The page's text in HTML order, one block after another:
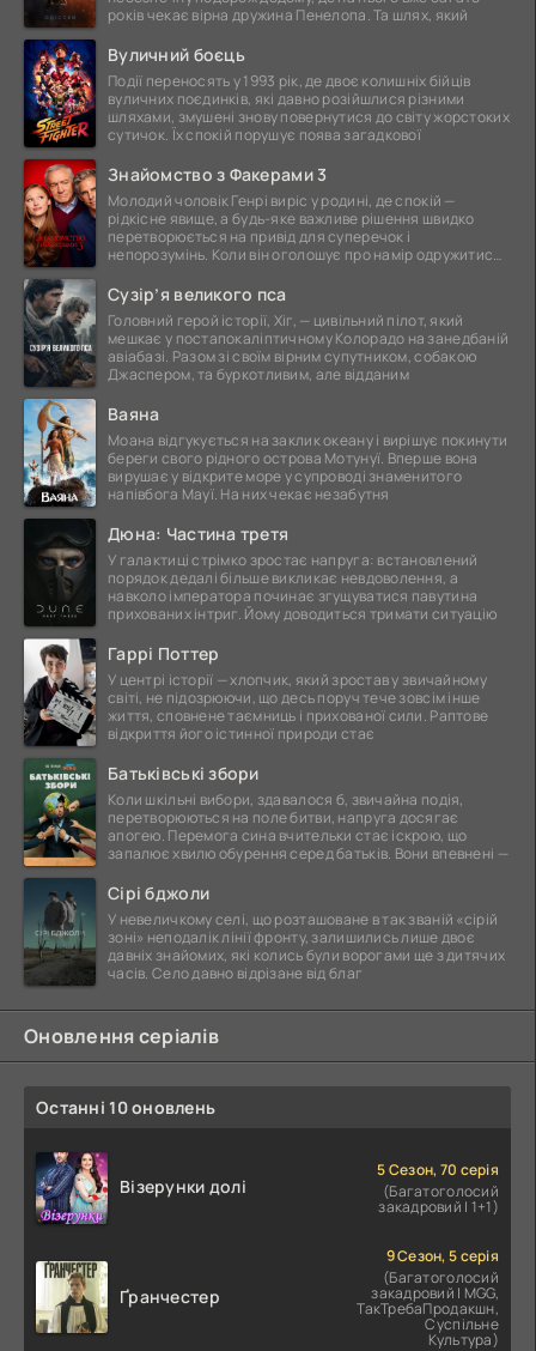
років чекає вірна дружина Пенелопа. Та шлях, який
Вуличний боєць
Події переносять у 1993 рік, де двоє колишніх бійців
вуличних поєдинків, які давно розійшлися різними
шляхами, змушені знову повернутися до світу жорстоких
сутичок. Їх спокій порушує поява загадкової
Знайомство з Факерами 3
Молодий чоловік Генрі виріс у родині, де спокій —
рідкісне явище, а будь-яке важливе рішення швидко
перетворюється на привід для суперечок і
непорозумінь. Коли він оголошує про намір одружитися,
Сузір’я великого пса
Головний герой історії, Хіг, — цивільний пілот, який
мешкає у постапокаліптичному Колорадо на занедбаній
авіабазі. Разом зі своїм вірним супутником, собакою
Джаспером, та буркотливим, але відданим
Ваяна
Моана відгукується на заклик океану і вирішує покинути
береги свого рідного острова Мотунуї. Вперше вона
вирушає у відкрите море у супроводі знаменитого
напівбога Мауї. На них чекає незабутня
Дюна: Частина третя
У галактиці стрімко зростає напруга: встановлений
порядок дедалі більше викликає невдоволення, а
навколо імператора починає згущуватися павутина
прихованих інтриг. Йому доводиться тримати ситуацію
Гаррі Поттер
У центрі історії — хлопчик, який зростав у звичайному
світі, не підозрюючи, що десь поруч тече зовсім інше
життя, сповнене таємниць і прихованої сили. Раптове
відкриття його істинної природи стає
Батьківські збори
Коли шкільні вибори, здавалося б, звичайна подія,
перетворюються на поле битви, напруга досягає
апогею. Перемога сина вчительки стає іскрою, що
запалює хвилю обурення серед батьків. Вони впевнені —
Сірі бджоли
У невеличкому селі, що розташоване в так званій «сірій
зоні» неподалік лінії фронту, залишились лише двоє
давніх знайомих, які колись були ворогами ще з дитячих
часів. Село давно відрізане від благ
Оновлення серіалів
Останні 10 оновлень
Візерунки долі
5 Сезон, 70 серія
(Багатоголосий
закадровий | 1+1)
Ґранчестер
9 Сезон, 5 серія
(Багатоголосий
закадровий | MGG,
ТакТребаПродакшн,
Суспільне
Культура)